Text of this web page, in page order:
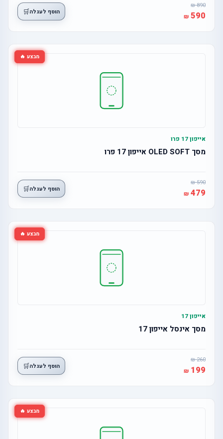
890
590 הוסף לעגלה🛒
מבצע 🔥
אייפון 17 פרו
מסך OLED SOFT אייפון 17 פרו
590
479 הוסף לעגלה🛒
מבצע 🔥
אייפון 17
מסך אינסל אייפון 17
260
199 הוסף לעגלה🛒
מבצע 🔥